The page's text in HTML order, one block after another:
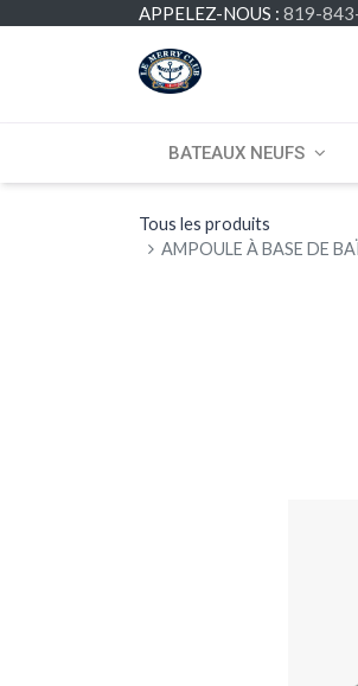
APPELEZ-NOUS : 819-
BATEAUX NEUFS
Tous les produits
AMPOULE À BASE DE